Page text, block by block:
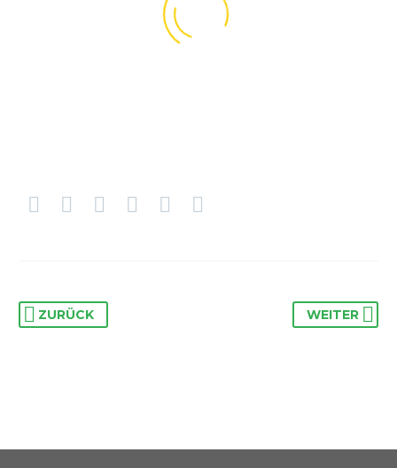
ZURÜCK WEITER